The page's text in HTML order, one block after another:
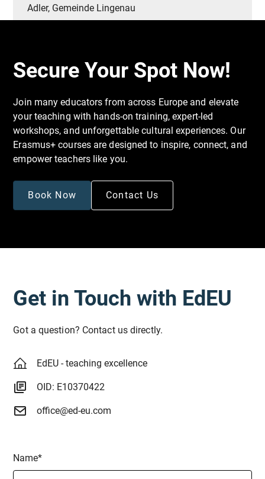
Adler, Gemeinde Lingenau
Secure Your Spot Now!
Join many educators from across Europe and elevate
your teaching with hands-on training, expert-led
workshops, and unforgettable cultural experiences. Our
Erasmus+ courses are designed to inspire, connect, and
empower teachers like you.
Book Now Contact Us
Get in Touch with EdEU
Got a question? Contact us directly.
EdEU - teaching excellence
OID: E10370422
office@ed-eu.com
Name*